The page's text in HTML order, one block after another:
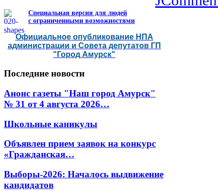
Специальная версия для людей
с ограниченными возможностями
Официальное опубликование НПА
администрации и Совета депутатов ГП
"Город Амурск"
Последние новости
Анонс газеты "Наш город Амурск"
№ 31 от 4 августа 2026…
Школьные каникулы
Объявлен прием заявок на конкурс
«Гражданская…
Выборы-2026: Началось выдвижение
кандидатов